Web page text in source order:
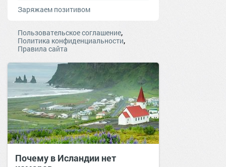
Заряжаем позитивом
Пользовательское соглашение,
Политика конфиденциальности,
Правила сайта
Почему в Исландии нет